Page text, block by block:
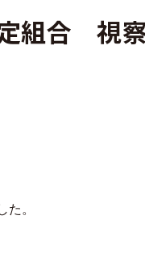
組合 視
。